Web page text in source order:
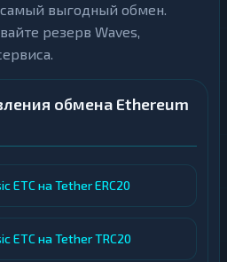
выгодный обмен.
резерв Waves,
обмена Ethereum
ETC на Tether ERC20
ETC на Tether TRC20